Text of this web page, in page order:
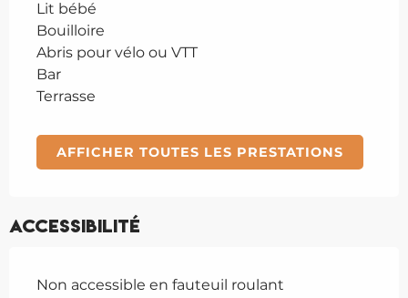
Lit bébé
Bouilloire
Abris pour vélo ou VTT
Bar
Terrasse
AFFICHER TOUTES LES PRESTATIONS
Accessibilité
Non accessible en fauteuil roulant